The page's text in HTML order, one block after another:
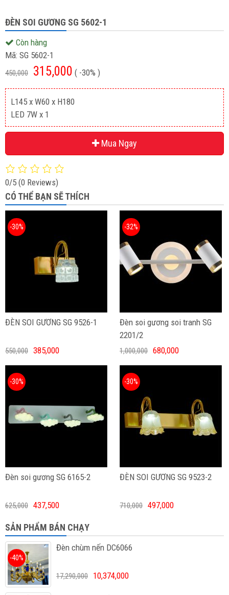
ĐÈN SOI GƯƠNG SG 5602-1
Còn hàng
Mã: SG 5602-1
450,000 315,000 ( -30% )
L145 x W60 x H180
LED 7W x 1
Mua Ngay
0/5 (0 Reviews)
CÓ THỂ BẠN SẼ THÍCH
ĐÈN SOI GƯƠNG SG 9526-1
-30%
550,000 385,000
Đèn soi gương soi tranh SG
2201/2
-32%
1,000,000 680,000
Đèn soi gương SG 6165-2
-30%
625,000 437,500
ĐÈN SOI GƯƠNG SG 9523-2
-30%
710,000 497,000
SẢN PHẨM BÁN CHẠY
Đèn chùm nến DC6066
-40%
17,290,000 10,374,000